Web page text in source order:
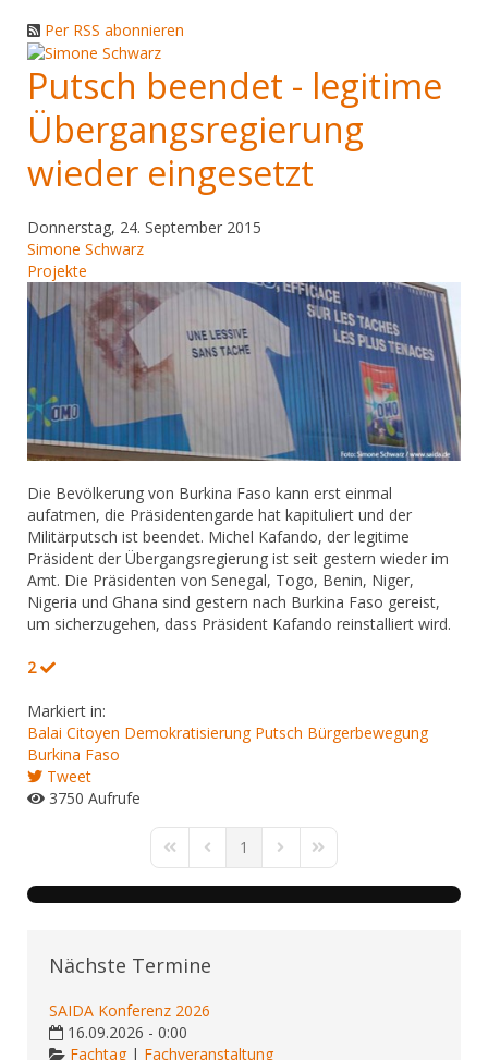
Per RSS abonnieren
Putsch beendet - legitime
Übergangsregierung
wieder eingesetzt
Donnerstag, 24. September 2015
Simone Schwarz
Projekte
Die Bevölkerung von Burkina Faso kann erst einmal
aufatmen, die Präsidentengarde hat kapituliert und der
Militärputsch ist beendet. Michel Kafando, der legitime
Präsident der Übergangsregierung ist seit gestern wieder im
Amt. Die Präsidenten von Senegal, Togo, Benin, Niger,
Nigeria und Ghana sind gestern nach Burkina Faso gereist,
um sicherzugehen, dass Präsident Kafando reinstalliert wird.
2
Markiert in:
Balai Citoyen Demokratisierung Putsch Bürgerbewegung
Burkina Faso
Tweet
3750 Aufrufe
First PagePrevious Page
1 Next PageLast Page
Nächste Termine
SAIDA Konferenz 2026
16.09.2026 - 0:00
Fachtag | Fachveranstaltung